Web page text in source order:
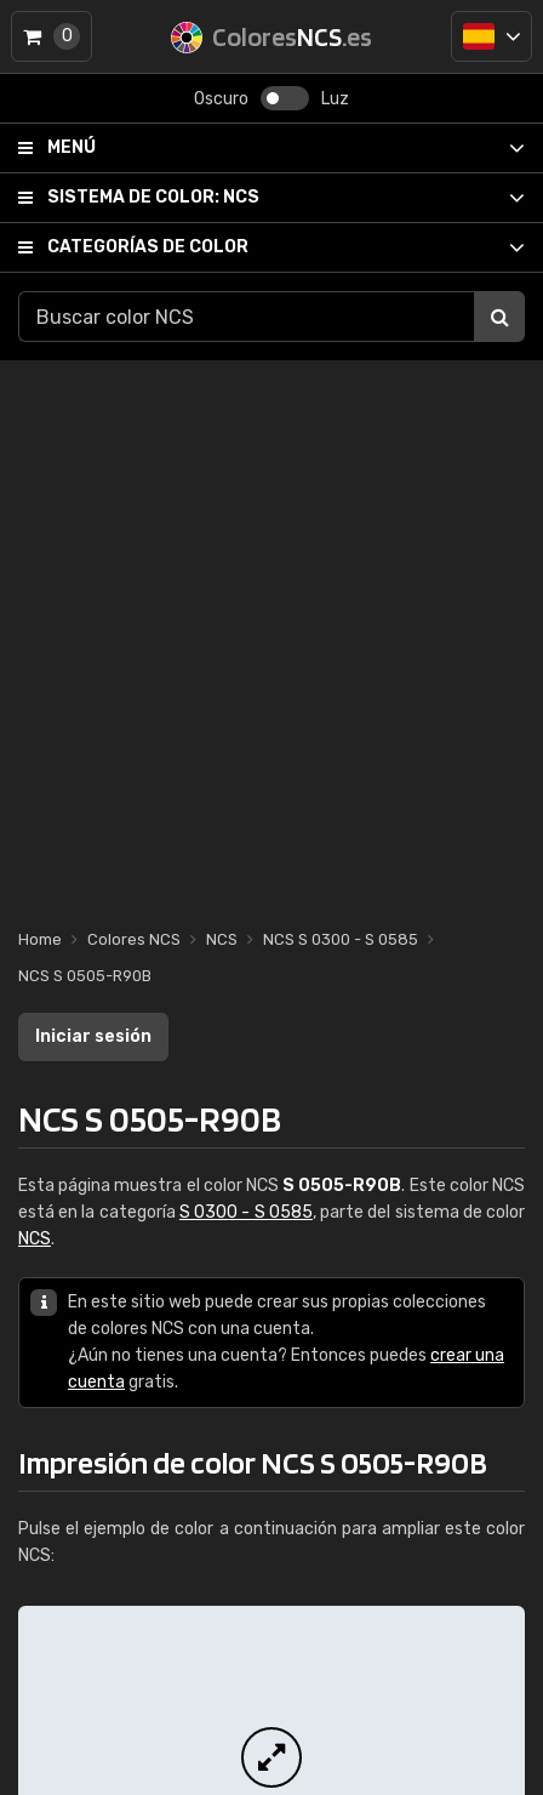
ColoresNCS.es
Oscuro Luz
MENÚ
SISTEMA DE COLOR: NCS
CATEGORÍAS DE COLOR
0
Home Colores NCS NCS
NCS S 0300 - S 0585
NCS S 0505-R90B
Iniciar sesión
NCS S 0505-R90B
Esta página muestra el color NCS S 0505-R90B. Este color NCS
está en la categoría S 0300 - S 0585, parte del sistema de color
NCS.
En este sitio web puede crear sus propias colecciones
de colores NCS con una cuenta.
¿Aún no tienes una cuenta? Entonces puedes crear una
cuenta gratis.
Impresión de color NCS S 0505-R90B
Pulse el ejemplo de color a continuación para ampliar este color
NCS: